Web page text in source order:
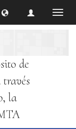
de
través
la